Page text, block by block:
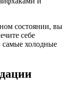
состоянии, вы
себе
самые холодные